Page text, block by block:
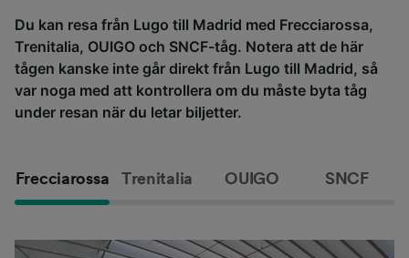
Du kan resa från Lugo till Madrid med Frecciarossa,
Trenitalia, OUIGO och SNCF-tåg. Notera att de här
tågen kanske inte går direkt från Lugo till Madrid, så
var noga med att kontrollera om du måste byta tåg
under resan när du letar biljetter.
Frecciarossa Trenitalia OUIGO SNCF